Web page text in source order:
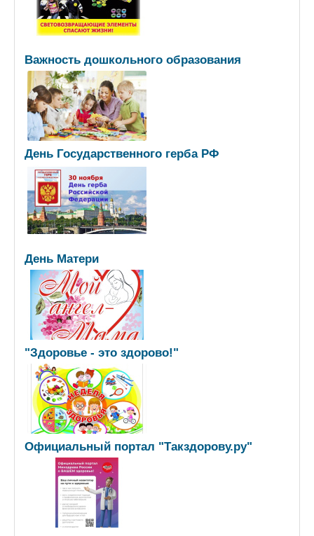
Важность дошкольного образования
День Государственного герба РФ
День Матери
"Здоровье - это здорово!"
Официальный портал "Такздорову.ру"